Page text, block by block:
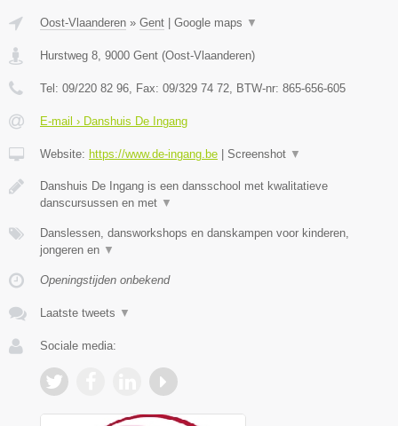
Oost-Vlaanderen » Gent Google maps ▼
Hurstweg 8 9000 Gent (Oost-Vlaanderen)
Tel: 09/220 82 96 , Fax: 09/329 74 72 , BTW-nr: 865-656-605
E-mail › Danshuis De Ingang
Website: https://www.de-ingang.be Screenshot ▼
Danshuis De Ingang is een dansschool met kwalitatieve
danscursussen en met ▼
Danslessen, dansworkshops en danskampen voor kinderen,
jongeren en ▼
Openingstijden onbekend
Laatste tweets ▼
Sociale media: